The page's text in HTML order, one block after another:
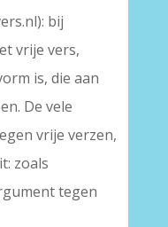
bij
vrije vers,
is, die aan
De vele
vrije verzen,
zoals
tegen